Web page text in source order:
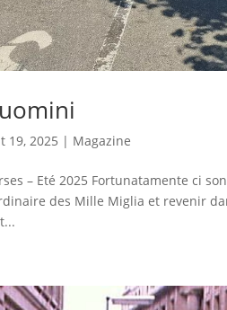
19, 2025 | Magazine
– Eté 2025 Fortunatamente ci
des Mille Miglia et revenir